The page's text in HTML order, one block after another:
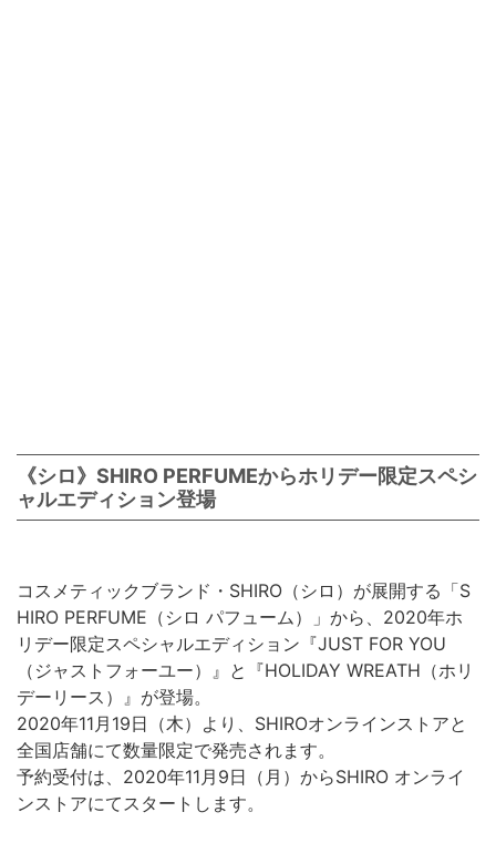
《シロ》SHIRO PERFUMEからホリデー限定スペシ
ャルエディション登場
コスメティックブランド・SHIRO（シロ）が展開する「S
HIRO PERFUME（シロ パフューム）」から、2020年ホ
リデー限定スペシャルエディション『JUST FOR YOU
（ジャストフォーユー）』と『HOLIDAY WREATH（ホリ
デーリース）』が登場。
2020年11月19日（木）より、SHIROオンラインストアと
全国店舗にて数量限定で発売されます。
予約受付は、2020年11月9日（月）からSHIRO オンライ
ンストアにてスタートします。